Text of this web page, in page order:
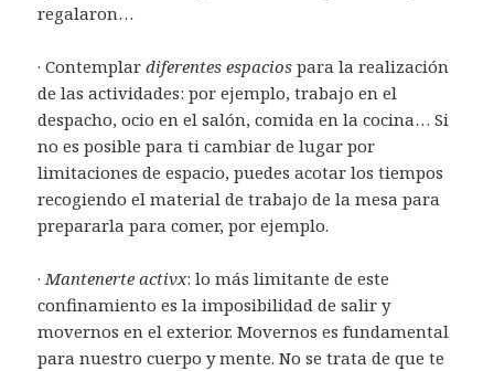
regalaron…
· Contemplardiferentes espacios para la realización
de las actividades: por ejemplo, trabajo en el
despacho, ocio en el salón, comida en la cocina… Si
no es posible para ti cambiar de lugar por
limitaciones de espacio, puedes acotar los tiempos
recogiendo el material de trabajo de la mesa para
prepararla para comer, por ejemplo.
· Mantenerte activx: lo más limitante de este
confinamiento es la imposibilidad de salir y
movernos en el exterior. Movernos es fundamental
para nuestro cuerpo y mente. No se trata de que te